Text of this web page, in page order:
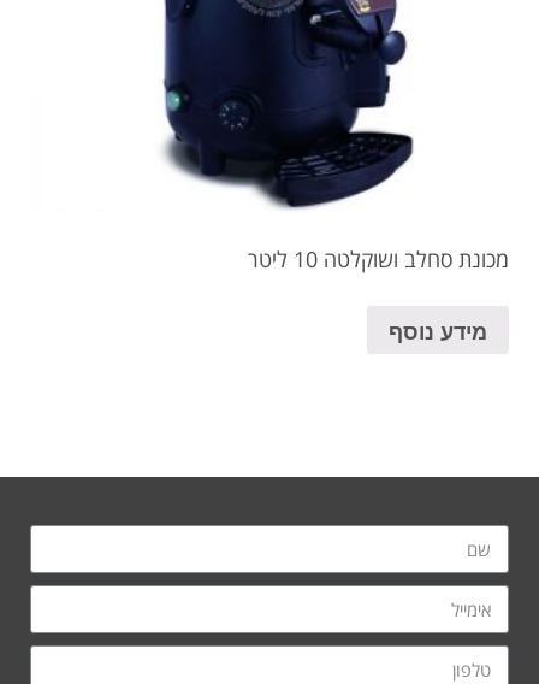
מכונת סחלב ושוקלטה 10 ליטר
מידע נוסף